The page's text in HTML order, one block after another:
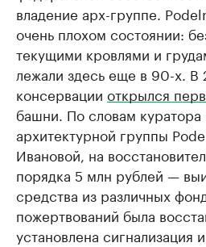
владение арх-группе.
очень плохом состоянии:
текущими кровлями и
лежали здесь еще в 90-х. В
консервации открылся
башни. По словам куратора
архитектурной группы
Ивановой, на
порядка 5 млн рублей —
средства из различных
пожертвований была
установлена сигнализация